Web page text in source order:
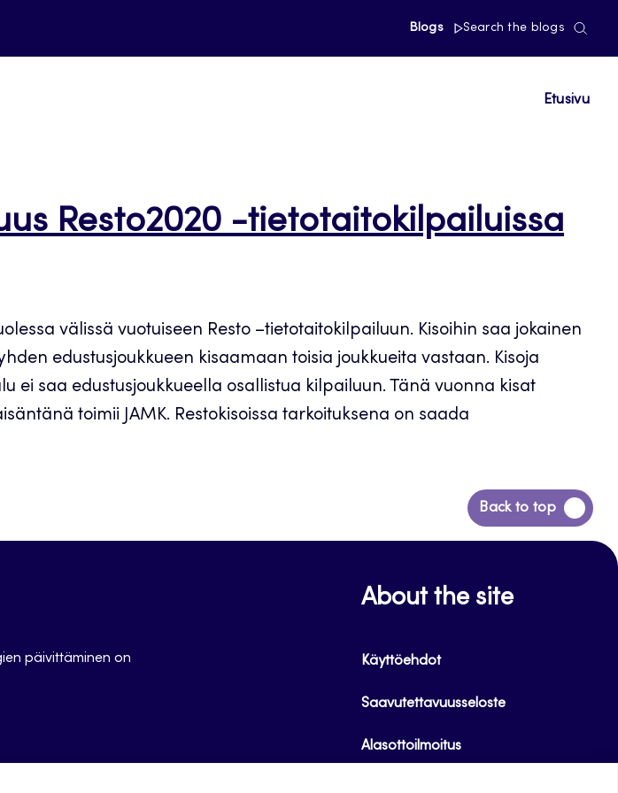
Blogs Search the blogs
Etusivu
Resto2020 -tietotaitokilpailuissa
välissä vuotuiseen Resto –tietotaitokilpailuun. Kisoihin saa jokainen
edustusjoukkueen kisaamaan toisia joukkueita vastaan. Kisoja
ei saa edustusjoukkueella osallistua kilpailuun. Tänä vuonna kisat
toimii JAMK. Restokisoissa tarkoituksena on saada
Back to top
Siirry
takaisin
päivittäminen on
About the site
Käyttöehdot
Saavutettavuusseloste
Alasottoilmoitus